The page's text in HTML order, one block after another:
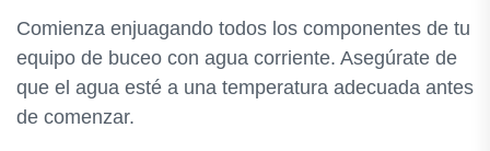
Comienza enjuagando todos los componentes de tu
equipo de buceo con agua corriente. Asegúrate de
que el agua esté a una temperatura adecuada antes
de comenzar.